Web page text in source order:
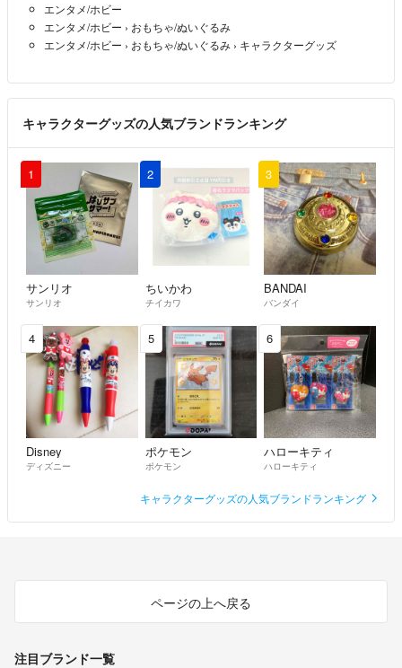
エンタメ/ホビー
エンタメ/ホビー › おもちゃ/ぬいぐるみ
エンタメ/ホビー › おもちゃ/ぬいぐるみ › キャラクターグッズ
キャラクターグッズの人気ブランドランキング
1
サンリオ
サンリオ
2
ちいかわ
チイカワ
3
BANDAI
バンダイ
4
Disney
ディズニー
5
ポケモン
ポケモン
6
ハローキティ
ハローキティ
キャラクターグッズの人気ブランドランキング
ページの上へ戻る
注目ブランド一覧